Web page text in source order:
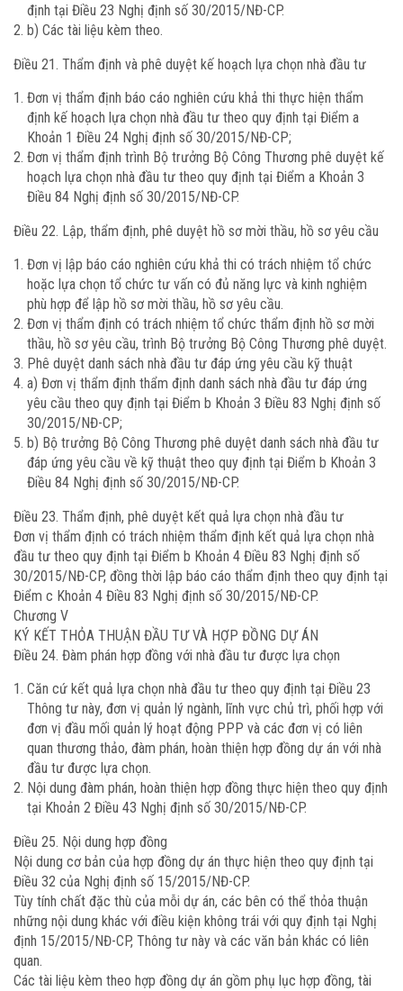
định tại Điều 23 Nghị định số 30/2015/NĐ-CP.
b) Các tài liệu kèm theo.
Điều 21. Thẩm định và phê duyệt kế hoạch lựa chọn nhà đầu tư
Đơn vị thẩm định báo cáo nghiên cứu khả thi thực hiện thẩm
định kế hoạch lựa chọn nhà đầu tư theo quy định tại Điểm a
Khoản 1 Điều 24 Nghị định số 30/2015/NĐ-CP;
Đơn vị thẩm định trình Bộ trưởng Bộ Công Thương phê duyệt kế
hoạch lựa chọn nhà đầu tư theo quy định tại Điểm a Khoản 3
Điều 84 Nghị định số 30/2015/NĐ-CP.
Điều 22. Lập, thẩm định, phê duyệt hồ sơ mời thầu, hồ sơ yêu cầu
Đơn vị lập báo cáo nghiên cứu khả thi có trách nhiệm tổ chức
hoặc lựa chọn tổ chức tư vấn có đủ năng lực và kinh nghiệm
phù hợp để lập hồ sơ mời thầu, hồ sơ yêu cầu.
Đơn vị thẩm định có trách nhiệm tổ chức thẩm định hồ sơ mời
thầu, hồ sơ yêu cầu, trình Bộ trưởng Bộ Công Thương phê duyệt.
Phê duyệt danh sách nhà đầu tư đáp ứng yêu cầu kỹ thuật
a) Đơn vị thẩm định thẩm định danh sách nhà đầu tư đáp ứng
yêu cầu theo quy định tại Điểm b Khoản 3 Điều 83 Nghị định số
30/2015/NĐ-CP;
b) Bộ trưởng Bộ Công Thương phê duyệt danh sách nhà đầu tư
đáp ứng yêu cầu về kỹ thuật theo quy định tại Điểm b Khoản 3
Điều 84 Nghị định số 30/2015/NĐ-CP.
Điều 23. Thẩm định, phê duyệt kết quả lựa chọn nhà đầu tư
Đơn vị thẩm định có trách nhiệm thẩm định kết quả lựa chọn nhà
đầu tư theo quy định tại Điểm b Khoản 4 Điều 83 Nghị định số
30/2015/NĐ-CP, đồng thời lập báo cáo thẩm định theo quy định tại
Điểm c Khoản 4 Điều 83 Nghị định số 30/2015/NĐ-CP.
Chương V
KÝ KẾT THỎA THUẬN ĐẦU TƯ VÀ HỢP ĐỒNG DỰ ÁN
Điều 24. Đàm phán hợp đồng với nhà đầu tư được lựa chọn
Căn cứ kết quả lựa chọn nhà đầu tư theo quy định tại Điều 23
Thông tư này, đơn vị quản lý ngành, lĩnh vực chủ trì, phối hợp với
đơn vị đầu mối quản lý hoạt động PPP và các đơn vị có liên
quan thương thảo, đàm phán, hoàn thiện hợp đồng dự án với nhà
đầu tư được lựa chọn.
Nội dung đàm phán, hoàn thiện hợp đồng thực hiện theo quy định
tại Khoản 2 Điều 43 Nghị định số 30/2015/NĐ-CP.
Điều 25. Nội dung hợp đồng
Nội dung cơ bản của hợp đồng dự án thực hiện theo quy định tại
Điều 32 của Nghị định số 15/2015/NĐ-CP.
Tùy tính chất đặc thù của mỗi dự án, các bên có thể thỏa thuận
những nội dung khác với điều kiện không trái với quy định tại Nghị
định 15/2015/NĐ-CP, Thông tư này và các văn bản khác có liên
quan.
Các tài liệu kèm theo hợp đồng dự án gồm phụ lục hợp đồng, tài